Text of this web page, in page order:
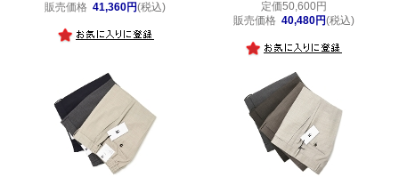
販売価格 41,360円(税込)
定価50,600円
販売価格 40,480円(税込)